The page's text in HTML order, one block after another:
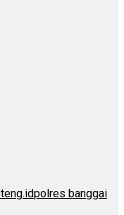
polres banggai